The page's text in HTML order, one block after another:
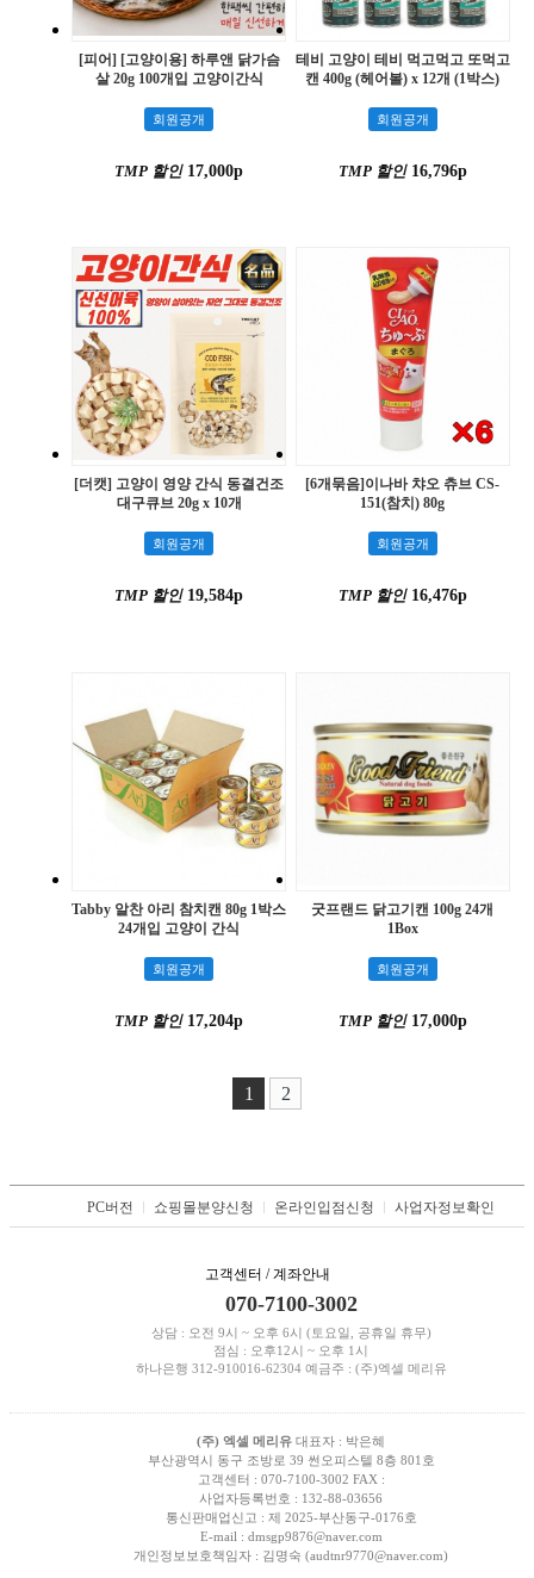
[피어] [고양이용] 하루앤 닭가슴
살 20g 100개입 고양이간식
회원공개
TMP 할인17,000p
테비 고양이 테비 먹고먹고 또먹고
캔 400g (헤어볼) x 12개 (1박스)
회원공개
TMP 할인16,796p
[더캣] 고양이 영양 간식 동결건조
대구큐브 20g x 10개
회원공개
TMP 할인19,584p
[6개묶음]이나바 챠오 츄브 CS-
151(참치) 80g
회원공개
TMP 할인16,476p
Tabby 알찬 아리 참치캔 80g 1박스
24개입 고양이 간식
회원공개
TMP 할인17,204p
굿프랜드 닭고기캔 100g 24개
1Box
회원공개
TMP 할인17,000p
1 2
PC버전 쇼핑몰분양신청 온라인입점신청 사업자정보확인
고객센터 / 계좌안내
070-7100-3002
상담 : 오전 9시 ~ 오후 6시 (토요일, 공휴일 휴무)
점심 : 오후12시 ~ 오후 1시
하나은행 312-910016-62304예금주 : (주)엑셀 메리유
(주) 엑셀 메리유 대표자 : 박은혜
부산광역시 동구 조방로 39 썬오피스텔 8층 801호
고객센터 : 070-7100-3002 FAX :
사업자등록번호 : 132-88-03656
통신판매업신고 : 제 2025-부산동구-0176호
E-mail : dmsgp9876@naver.com
개인정보보호책임자 : 김명숙 (audtnr9770@naver.com)